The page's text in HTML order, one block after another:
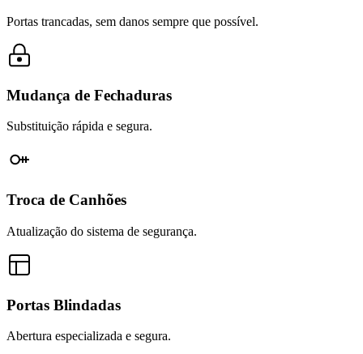
Portas trancadas, sem danos sempre que possível.
Mudança de Fechaduras
Substituição rápida e segura.
Troca de Canhões
Atualização do sistema de segurança.
Portas Blindadas
Abertura especializada e segura.